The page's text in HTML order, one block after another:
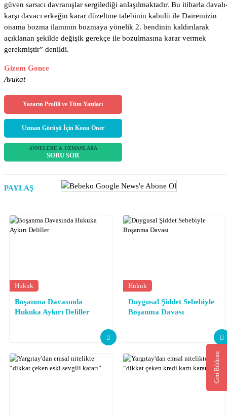
Geri Bildirim
güven sarsıcı davranışlar sergilediği anlaşılmaktadır. Bu itibarla
karşı davacı erkeğin karar düzeltme talebinin kabulü ile Dairemizin
onama bozma ilamının bozmaya yönelik 2. bendinin kaldırılarak
açıklanan şekilde değişik gerekçe ile bozulmasına karar vermek
gerekmiştir” denildi.
Gizem Gonce
Avukat
Yazarın Profili ve Tüm Yazıları
Uzman Görüşü İçin Konu Öner
ANNELERE & UZMANLARA
SORU SOR
PAYLAŞ
Hukuk
Boşanma Davasında
Hukuka Aykırı Deliller
Hukuk
Duygusal Şiddet Sebebiyle
Boşanma Davası